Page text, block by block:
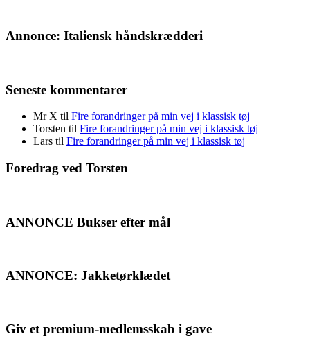
Annonce: Italiensk håndskrædderi
Seneste kommentarer
Mr X til Fire forandringer på min vej i klassisk tøj
Torsten til Fire forandringer på min vej i klassisk tøj
Lars til Fire forandringer på min vej i klassisk tøj
Foredrag ved Torsten
ANNONCE Bukser efter mål
ANNONCE: Jakketørklædet
Giv et premium-medlemsskab i gave